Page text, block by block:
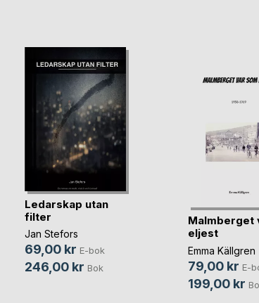
Ledarskap utan
filter
Jan Stefors
69,00 kr E-bok
246,00 kr Bok
Malmberget
eljest
Emma Källgren
79,00 kr E-
199,00 kr